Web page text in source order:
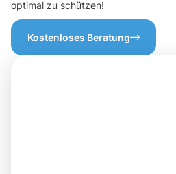
optimal zu schützen!
Kostenloses Beratung